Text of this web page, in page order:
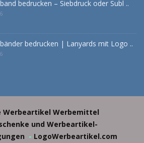
bedrucken – Siebdruck oder Subl ..
bedrucken | Lanyards mit Logo ..
Werbeartikel Werbemittel
und Werbeartikel-
- LogoWerbeartikel.com